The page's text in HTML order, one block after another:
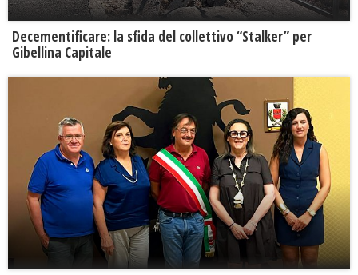
Decementificare: la sfida del collettivo “Stalker” per
Gibellina Capitale